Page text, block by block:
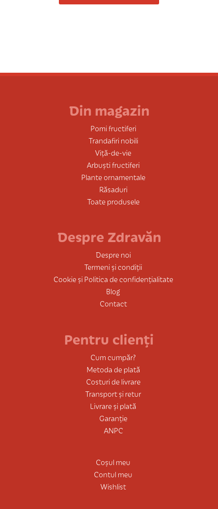
Din magazin
Pomi fructiferi
Trandafiri nobili
Viță-de-vie
Arbuști fructiferi
Plante ornamentale
Răsaduri
Toate produsele
Despre Zdravăn
Despre noi
Termeni și condiții
Cookie și Politica de confidențialitate
Blog
Contact
Pentru clienți
Cum cumpăr?
Metoda de plată
Costuri de livrare
Transport și retur
Livrare și plată
Garanție
ANPC
Coșul meu
Contul meu
Wishlist